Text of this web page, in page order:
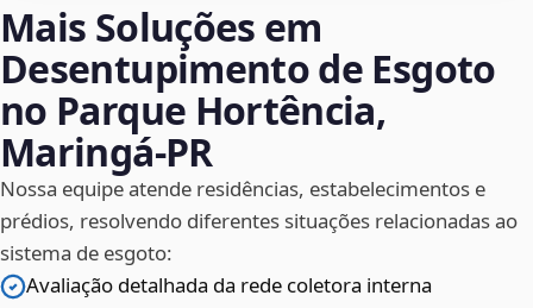
Mais Soluções em
Desentupimento de Esgoto
no Parque Hortência,
Maringá‑PR
Nossa equipe atende residências, estabelecimentos e
prédios, resolvendo diferentes situações relacionadas ao
sistema de esgoto:
Avaliação detalhada da rede coletora interna